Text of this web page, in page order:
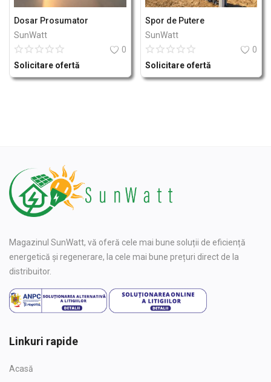
Dosar Prosumator
SunWatt
0
Solicitare ofertă
Spor de Putere
SunWatt
0
Solicitare ofertă
Magazinul SunWatt, vă oferă cele mai bune soluții de eficiență
energetică și regenerare, la cele mai bune prețuri direct de la
distribuitor.
Linkuri rapide
Acasă